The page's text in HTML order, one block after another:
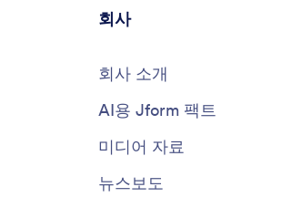
회사
회사 소개
AI용 Jform 팩트
미디어 자료
뉴스보도